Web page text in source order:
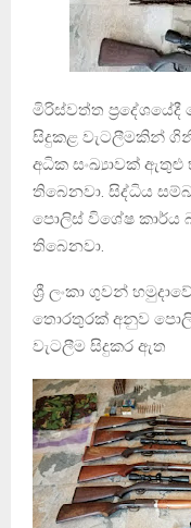
මිරිස්වත්ත
සිදුකළ වැටලීමකින්
අධික සංඛ්‍යාවක්
තිබෙනවා. සිද්ධිය
පොලිස් විශේෂ කාර්ය
තිබෙනවා.
ශ්‍රී ලංකා ගුවන්
තොරතුරක් අනුව
වැටලීම සිදුකර ඇත